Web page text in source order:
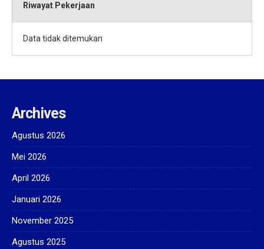
Riwayat Pekerjaan
Data tidak ditemukan
Archives
Agustus 2026
Mei 2026
April 2026
Januari 2026
November 2025
Agustus 2025